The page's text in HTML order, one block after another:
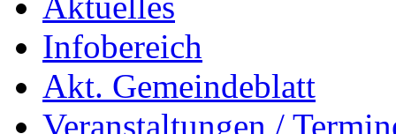
Infobereich
Akt. Gemeindeblatt
Veranstaltungen /